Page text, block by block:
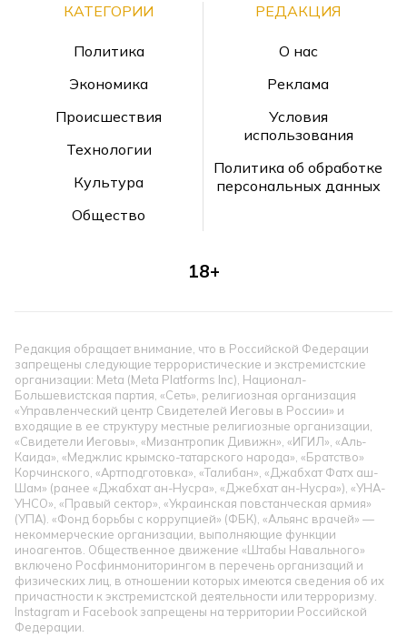
КАТЕГОРИИ
Политика
Экономика
Происшествия
Технологии
Культура
Общество
РЕДАКЦИЯ
О нас
Реклама
Условия
использования
Политика об обработке
персональных данных
18+
Редакция обращает внимание, что в Российской Федерации
запрещены следующие террористические и экстремистские
организации: Meta (Meta Platforms Inc), Национал-
Большевистская партия, «Сеть», религиозная организация
«Управленческий центр Свидетелей Иеговы в России» и
входящие в ее структуру местные религиозные организации,
«Свидетели Иеговы», «Мизантропик Дивижн», «ИГИЛ», «Аль-
Каида», «Меджлис крымско-татарского народа», «Братство»
Корчинского, «Артподготовка», «Талибан», «Джабхат Фатх аш-
Шам» (ранее «Джабхат ан-Нусра», «Джебхат ан-Нусра»), «УНА-
УНСО», «Правый сектор», «Украинская повстанческая армия»
(УПА). «Фонд борьбы с коррупцией» (ФБК), «Альянс врачей» —
некоммерческие организации, выполняющие функции
иноагентов. Общественное движение «Штабы Навального»
включено Росфинмониторингом в перечень организаций и
физических лиц, в отношении которых имеются сведения об их
причастности к экстремистской деятельности или терроризму.
Instagram и Facebook запрещены на территории Российской
Федерации.